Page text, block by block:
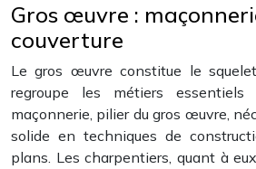
Gros œuvre :
couverture
Le gros œuvre constitue le
regroupe les métiers
maçonnerie, pilier du gros œuvre,
solide en techniques de
plans. Les charpentiers, quant à